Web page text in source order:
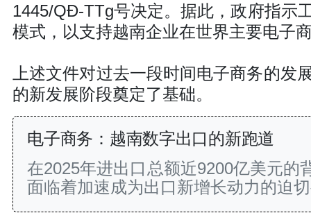
1445/QĐ-TTg号决定。据此，政府指示
模式，以支持越南企业在世界主要电子
上述文件对过去一段时间电子商务的
的新发展阶段奠定了基础。
电子商务：越南数字出口的新跑道
在2025年进出口总额近9200亿美元的
面临着加速成为出口新增长动力的迫